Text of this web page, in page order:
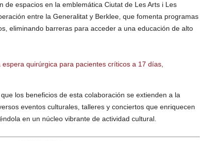
de espacios en la emblemática Ciutat de Les Arts i Les
entre la Generalitat y Berklee, que fomenta programas
eliminando barreras para acceder a una educación de alto
quirúrgica para pacientes críticos a 17 días,
los beneficios de esta colaboración se extienden a la
eventos culturales, talleres y conciertos que enriquecen
en un núcleo vibrante de actividad cultural.